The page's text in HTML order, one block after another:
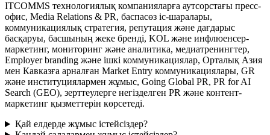
ITCOMMS технологиялық компанияларға аутсорстағы пресс-
офис, Media Relations & PR, баспасөз іс-шаралары,
коммуникациялық стратегия, репутация және дағдарыс
басқаруы, басшының жеке бренді, KOL және инфлюенсер-
маркетинг, мониторинг және аналитика, медиатренингтер,
Employer branding және ішкі коммуникациялар, Орталық Азия
мен Кавказға арналған Market Entry коммуникациялары, GR
және институциялармен жұмыс, Going Global PR, PR for AI
Search (GEO), зерттеулерге негізделген PR және контент-
маркетинг қызметтерін көрсетеді.
Қай елдерде жұмыс істейсіздер?